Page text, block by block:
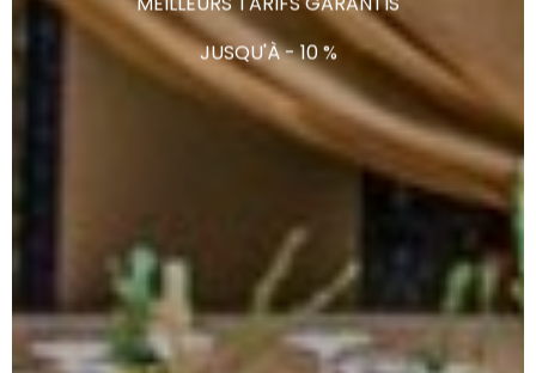
JUSQU'À-10%